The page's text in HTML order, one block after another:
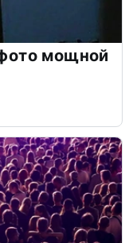
мощной